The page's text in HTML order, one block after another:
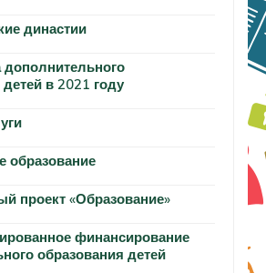
династии
в 2021 году
образование
проект «Образование»
финансирование
образования детей